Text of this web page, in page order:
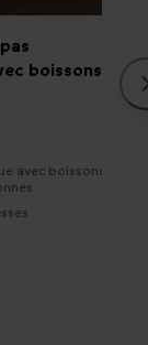
boissons ou
avec boissons ou